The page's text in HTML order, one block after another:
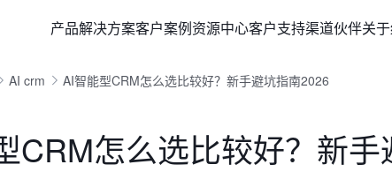
产品解决方案客户案例资源中心客户支持渠道伙伴关
AI crm AI智能型CRM怎么选比较好？新手避坑指南2026
CRM怎么选比较好？新